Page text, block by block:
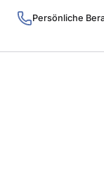
Persönliche